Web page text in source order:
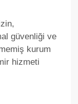
güvenliği ve
kurum
hizmeti